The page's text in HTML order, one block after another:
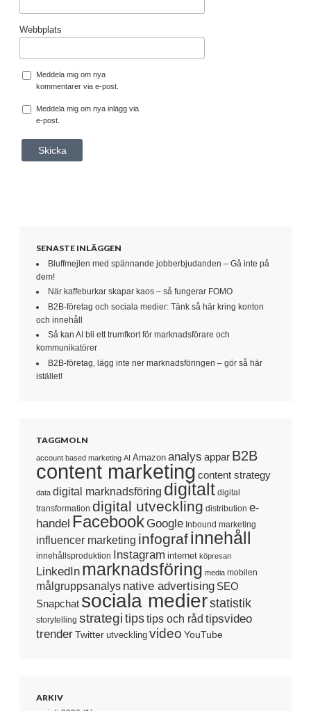
Webbplats
Meddela mig om nya
kommentarer via e-post.
Meddela mig om nya inlägg via
e-post.
SENASTE INLÄGGEN
Bluffmejlen med spännande jobberbjudanden – Gå inte på
dem!
När kaffeburkar skapar kaos – så fungerar FOMO
B2B-företag och sociala medier: Tänk så här kring konton
och innehåll
Så kan AI bli ett trumfkort för marknadsförare och
kommunikatörer
B2B-företag, lägg inte ner marknadsföringen – gör så här
istället!
TAGGMOLN
account based marketing AI Amazon analys appar B2B
content marketing content strategy
data digital marknadsföring digitalt digital
transformation digital utveckling distribution e-
handel Facebook Google Inbound marketing
influencer marketing infografinnehåll
innehållsproduktion Instagram internet köpresan
LinkedIn marknadsföring media mobilen
målgruppsanalys native advertising SEO
Snapchat sociala medierstatistik
storytelling strategi tipstips och råd tipsvideo
trenderTwitter utveckling video YouTube
ARKIV